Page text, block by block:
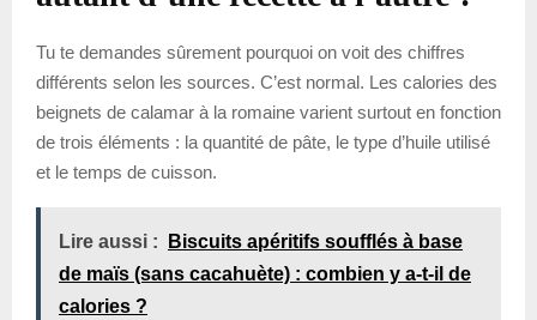
Tu te demandes sûrement pourquoi on voit des chiffres
différents selon les sources. C’est normal. Les calories des
beignets de calamar à la romaine varient surtout en fonction
de trois éléments : la quantité de pâte, le type d’huile utilisé
et le temps de cuisson.
Lire aussi :
Biscuits apéritifs soufflés à base
de maïs (sans cacahuète) : combien y a-t-il de
calories ?